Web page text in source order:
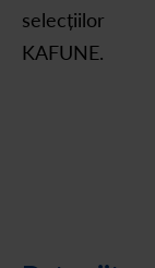
selecțiilor
KAFUNE.